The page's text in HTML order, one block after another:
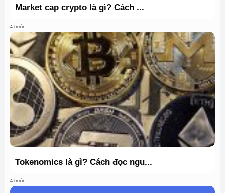
Market cap crypto là gì? Cách ...
4 trước
Tokenomics là gì? Cách đọc ngu...
4 trước